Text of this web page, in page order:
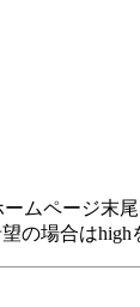
ームページ末
の場合はhigh